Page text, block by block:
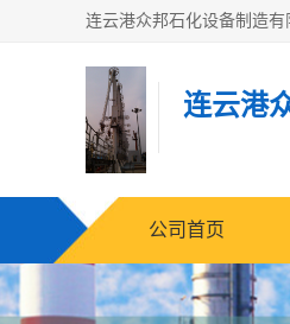
连云港
公司首页